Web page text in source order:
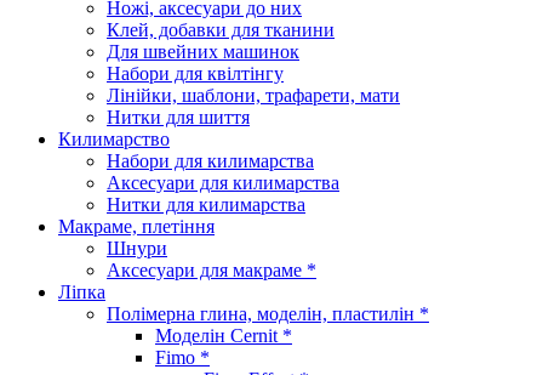
Ножі, аксесуари до них
Клей, добавки для тканини
Для швейних машинок
Набори для квілтінгу
Лінійки, шаблони, трафарети, мати
Нитки для шиття
Килимарство
Набори для килимарства
Аксесуари для килимарства
Нитки для килимарства
Макраме, плетіння
Шнури
Аксесуари для макраме *
Ліпка
Полімерна глина, моделін, пластилін *
Моделін Cernit *
Fimo *